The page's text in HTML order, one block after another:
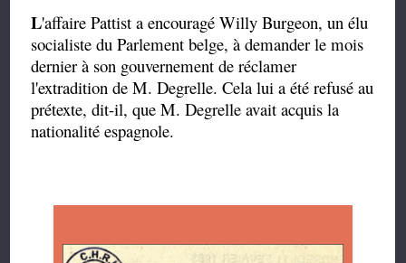
L'affaire Pattist a encouragé Willy Burgeon, un élu
socialiste du Parlement belge, à demander le mois
dernier à son gouvernement de réclamer
l'extradition de M. Degrelle. Cela lui a été refusé au
prétexte, dit-il, que M. Degrelle avait acquis la
nationalité espagnole.